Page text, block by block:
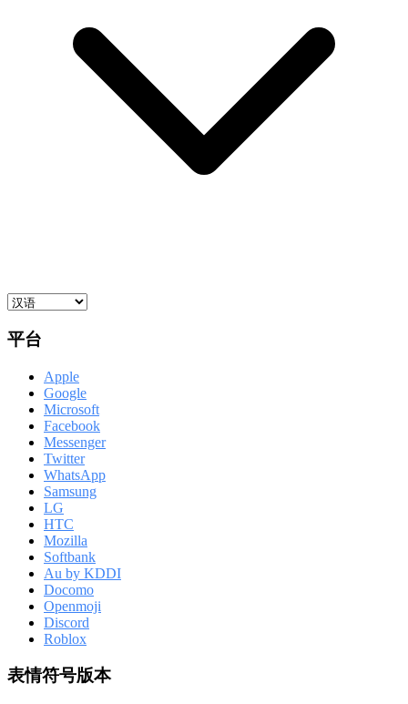
平台
Apple
Google
Microsoft
Facebook
Messenger
Twitter
WhatsApp
Samsung
LG
HTC
Mozilla
Softbank
Au by KDDI
Docomo
Openmoji
Discord
Roblox
表情符号版本